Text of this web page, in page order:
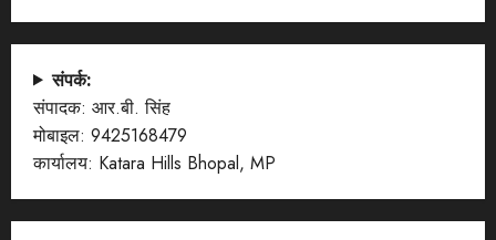
संपर्क:
संपादक: आर.बी. सिंह
मोबाइल: 9425168479
कार्यालय: Katara Hills Bhopal, MP